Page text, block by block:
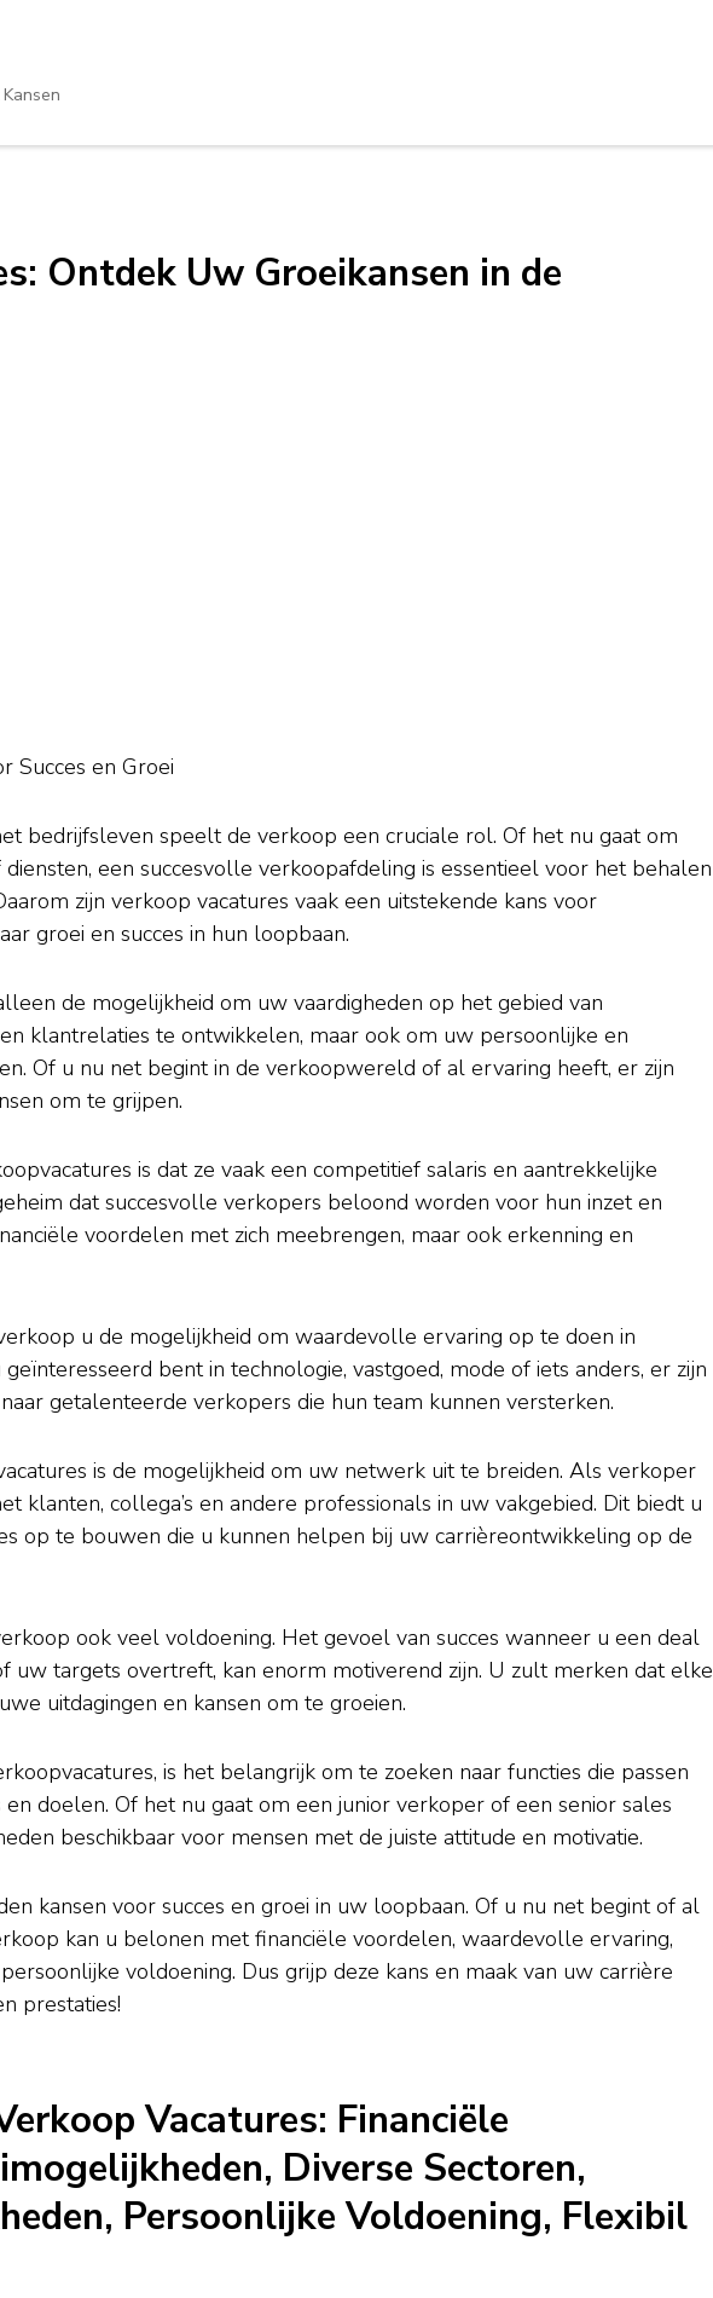
Ontdek Uw Groeikansen in de
Succes en Groei
bedrijfsleven speelt de verkoop een cruciale rol. Of het nu gaat om
een succesvolle verkoopafdeling is essentieel voor het behalen
zijn verkoop vacatures vaak een uitstekende kans voor
groei en succes in hun loopbaan.
de mogelijkheid om uw vaardigheden op het gebied van
klantrelaties te ontwikkelen, maar ook om uw persoonlijke en
Of u nu net begint in de verkoopwereld of al ervaring heeft, er zijn
om te grijpen.
is dat ze vaak een competitief salaris en aantrekkelijke
dat succesvolle verkopers beloond worden voor hun inzet en
voordelen met zich meebrengen, maar ook erkenning en
u de mogelijkheid om waardevolle ervaring op te doen in
bent in technologie, vastgoed, mode of iets anders, er zijn
getalenteerde verkopers die hun team kunnen versterken.
is de mogelijkheid om uw netwerk uit te breiden. Als verkoper
klanten, collega’s en andere professionals in uw vakgebied. Dit biedt u
op te bouwen die u kunnen helpen bij uw carrièreontwikkeling op de
ook veel voldoening. Het gevoel van succes wanneer u een deal
uw targets overtreft, kan enorm motiverend zijn. U zult merken dat elke
uitdagingen en kansen om te groeien.
is het belangrijk om te zoeken naar functies die passen
doelen. Of het nu gaat om een junior verkoper of een senior sales
beschikbaar voor mensen met de juiste attitude en motivatie.
kansen voor succes en groei in uw loopbaan. Of u nu net begint of al
kan u belonen met financiële voordelen, waardevolle ervaring,
voldoening. Dus grijp deze kans en maak van uw carrière
prestaties!
Vacatures: Financiële
Diverse Sectoren,
Persoonlijke Voldoening, Flexibil